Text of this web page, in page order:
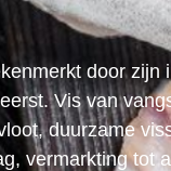
door
Vis van
duurzame
vermarkting tot